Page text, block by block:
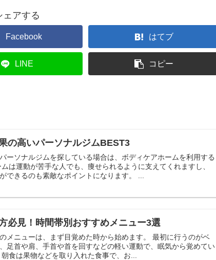
ェアする
Facebook はてブ
LINE コピー
の高いパーソナルジムBEST3
ーソナルジムを探している場合は、ボディケアホームを利用する
できるのも素敵なポイントになります。 ...
必見！時間帯別おすすめメニュー3選
ーは、まず目覚めた時から始めます。 最初に行うのがベ
足首や肩、手首や首を回すなどの軽い運動で、眠気から覚めてい
ない体をスッキリさせます。 朝食は果物などを取り入れた食事で、お...